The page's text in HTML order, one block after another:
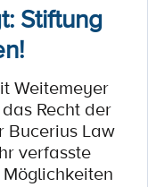
Stiftung
Weitemeyer
Recht der
Bucerius Law
verfasste